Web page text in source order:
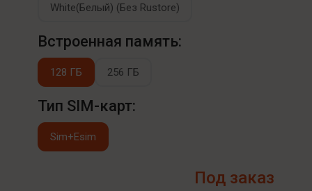
White(Белый) (Без Rustore)
Встроенная память:
128 ГБ 256 ГБ
Тип SIM-карт:
Sim+Esim
Под заказ